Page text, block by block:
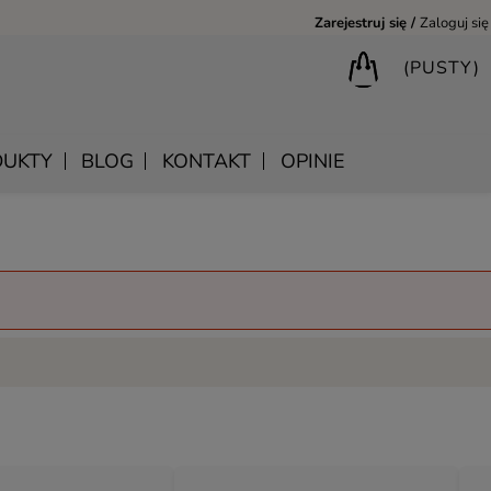
Zarejestruj się Zaloguj się
(PUSTY)
BIBLIOTECZKI DREWNIANE
SKRZYNIE DREWNIANE
MANDALA – INDYJSKIE MEBLE RZEŹBIONE
BLOG KONTAKT OPINIE